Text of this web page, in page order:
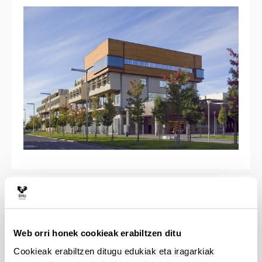
Web orri honek cookieak erabiltzen ditu
Cookieak erabiltzen ditugu edukiak eta iragarkiak
Zientzia, Teknologia eta Berrikuntza
arloetako kultura sustatzeko laguntzen